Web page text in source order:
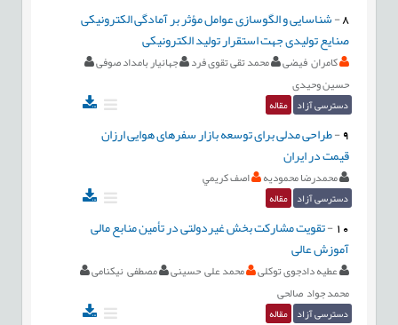
8
-شناسایی و الگوسازی عوامل مؤثر بر آمادگی الکترونیکی
صنایع تولیدی جهت استقرار تولید الکترونیکی
کامران فیضی محمد تقی تقوی فرد
جهانیار بامداد صوفی
حسین وحیدی
دسترسی آزاد مقاله
9
-طراحی مدلی برای توسعه بازار سفرهای هوایی ارزان
قیمت در ايران
محمدرضا محموديه اصف کريمي
دسترسی آزاد مقاله
10
-تقویت مشارکت بخش غیردولتی در تأمین منابع مالی
آموزش عالی
عطیه دادجوی توکلی محمد علی حسینی
مصطفی نیکنامی
محمد جواد صالحی
دسترسی آزاد مقاله